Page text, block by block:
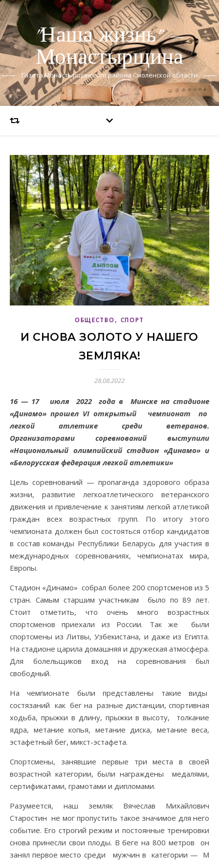
"Наша жизнь" —
Монастырщина
Газета Монастырщинского района Смоленской области
ОБЩЕСТВО , СПОРТ
И СНОВА ЗОЛОТО У НАШЕГО
ЗЕМЛЯКА!
28.08.2022
16 — 17 июля 2022 года в Минске на стадионе
«Динамо» прошел VI открытый чемпионат по
легкой атлетике среди ветеранов.
Организаторами соревнований
выступили
«Национальный олимпийский стадион «Динамо» и
«Белорусская федерация легкой атлетики»
Цель соревнований — пропаганда здорового образа
жизни, развитие легкоатлетического ветеранского
движения и привлечение к занятиям легкой атлетикой
граждан всех возрастных групп. По итогу этого
чемпионата должен был состояться отбор кандидатов
в состав команды Республики Беларусь для участия в
международных соревнованиях, чемпионатах мира,
Европы.
Стадион «Динамо» собрал более 200 спортсменов из 5
стран. Самым старшим участникам было по 89 лет.
Стоит отметить, что очень много возрастных
спортсменов приехали из России. Так же были
спортсмены из Литвы, Узбекистана, и даже из Египта.
На стадионе царила домашняя и дружеская атмосфера.
Для болельщиков вход на соревнования был
свободный.
На чемпионате были представлены такие виды
состязаний как бег на разные дистанции, спортивная
ходьба, прыжки в длину, прыжки в высоту, толкание
ядра, метание копья, метание диска, метание веса,
эстафетный бег, микст-эстафета.
Спортсмены, занявшие первые три места в своей
возрастной категории, были награждены медалями,
сертификатами, грамотами и дипломами.
Разумеется, наш земляк Вячеслав Михайлович
Старостин не мог пропустить такое значимое для него
событие. Его строгий режим и постоянные тренировки
снова принесли свои плоды. В беге на 800 метров он
занял первое место среди мужчин в категории — М